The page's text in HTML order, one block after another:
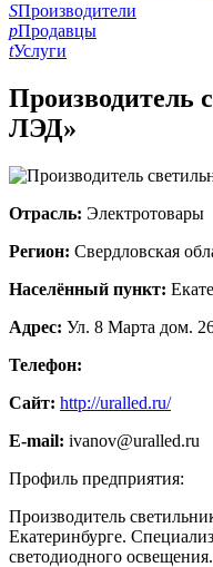
SПроизводители
pПродавцы
tУслуги
Производитель
ЛЭД»
Отрасль: Электротовары
Регион: Свердловская
Населённый пункт:
Адрес: Ул. 8 Марта дом.
Телефон:
Сайт: http://uralled.ru/
E-mail: ivanov@uralled.ru
Профиль предприятия:
Производитель
Екатеринбурге.
светодиодного